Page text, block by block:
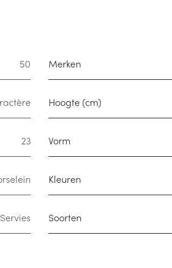
50 Merken
Hoogte (cm)
23 Vorm
Kleuren
Servies Soorten